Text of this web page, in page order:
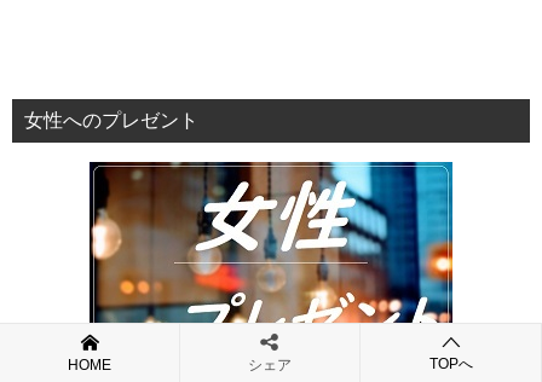
女性へのプレゼント
HOME シェア TOPへ